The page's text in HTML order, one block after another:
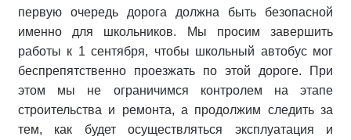
первую очередь дорога должна быть безопасной
именно для школьников. Мы просим завершить
работы к 1 сентября, чтобы школьный автобус мог
беспрепятственно проезжать по этой дороге. При
этом мы не ограничимся контролем на этапе
строительства и ремонта, а продолжим следить за
тем, как будет осуществляться эксплуатация и